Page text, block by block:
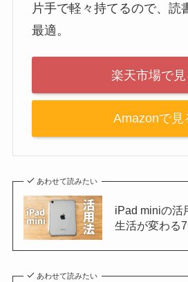
片手で軽々持てるので、読
最適。
楽天市場で見
Amazonで見
あわせて読みたい
iPad miniの活
生活が変わる
あわせて読みたい